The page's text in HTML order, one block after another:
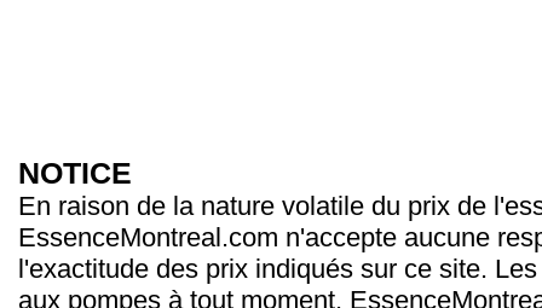
NOTICE
En raison de la nature volatile du prix de
EssenceMontreal.com n'accepte aucune
l'exactitude des prix indiqués sur ce site.
aux pompes à tout moment.